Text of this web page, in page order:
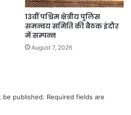
13वीं पश्चिम क्षेत्रीय पुलिस
समन्वय समिति की बैठक इंदौर
में सम्पन्न
August 7, 2026
be published. Required fields are